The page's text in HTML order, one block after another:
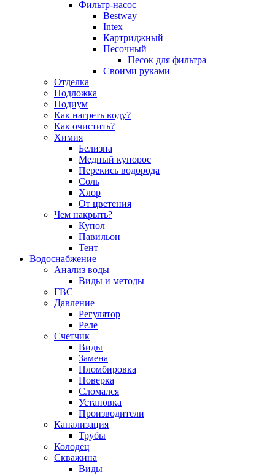
Фильтр-насос
Bestway
Intex
Картриджный
Песочный
Песок для фильтра
Своими руками
Отделка
Подложка
Подиум
Как нагреть воду?
Как очистить?
Химия
Белизна
Медный купорос
Перекись водорода
Соль
Хлор
От цветения
Чем накрыть?
Купол
Павильон
Тент
Водоснабжение
Анализ воды
Виды и методы
ГВС
Давление
Регулятор
Реле
Счетчик
Виды
Замена
Пломбировка
Поверка
Сломался
Установка
Производители
Канализация
Трубы
Колодец
Скважина
Виды